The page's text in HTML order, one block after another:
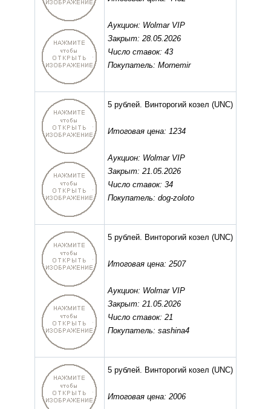
Аукцион: Wolmar VIP
Закрыт: 28.05.2026
Число ставок: 43
Покупатель: Mornemir
5 рублей. Винторогий козел (UNC)
Итоговая цена: 1234
Аукцион: Wolmar VIP
Закрыт: 21.05.2026
Число ставок: 34
Покупатель: dog-zoloto
5 рублей. Винторогий козел (UNC)
Итоговая цена: 2507
Аукцион: Wolmar VIP
Закрыт: 21.05.2026
Число ставок: 21
Покупатель: sashina4
5 рублей. Винторогий козел (UNC)
Итоговая цена: 2006